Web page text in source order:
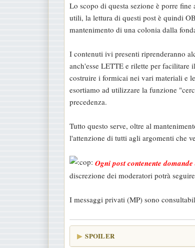
s
s
a
g
i
o
Lo scopo di questa sezione è porre
utili, la lettura di questi post è quindi
mantenimento di una colonia dalla
I contenuti ivi presenti riprenderanno
anch'esse LETTE e rilette per facilitare
costruire i formicai nei vari materiali e
esortiamo ad utilizzare la funzione
precedenza.
Tutto questo serve, oltre al
l'attenzione di tutti agli argomenti che
Ogni post contenente
discrezione dei moderatori potrà
I messaggi privati (MP) sono
SPOILER